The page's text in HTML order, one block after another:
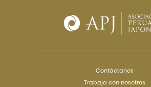
Contáctanos
Trabaja con nosotros